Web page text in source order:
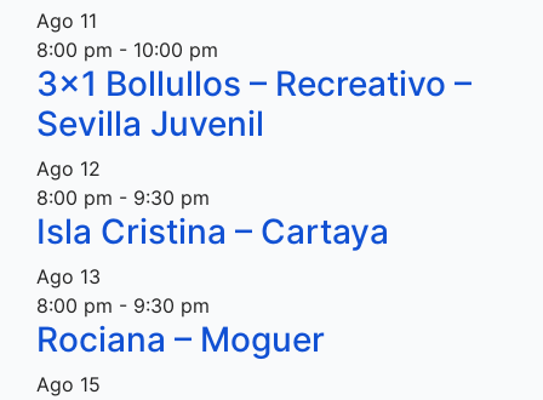
Ago 11
8:00 pm - 10:00 pm
3×1 Bollullos – Recreativo –
Sevilla Juvenil
Ago 12
8:00 pm - 9:30 pm
Isla Cristina – Cartaya
Ago 13
8:00 pm - 9:30 pm
Rociana – Moguer
Ago 15